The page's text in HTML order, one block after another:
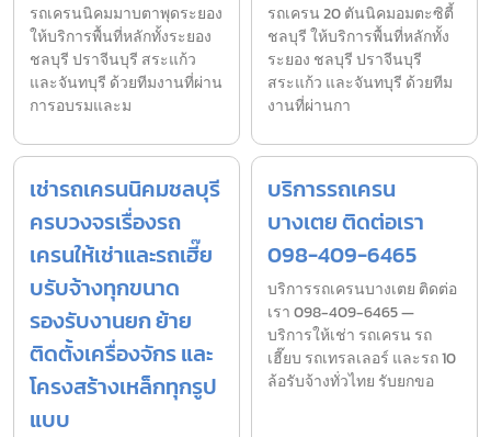
รถเครนนิคมมาบตาพุดระยอง
ให้บริการพื้นที่หลักทั้งระยอง
ชลบุรี ปราจีนบุรี สระแก้ว
และจันทบุรี ด้วยทีมงานที่ผ่าน
การอบรมและม
รถเครน 20 ตันนิคมอมตะซิตี้
ชลบุรี ให้บริการพื้นที่หลักทั้ง
ระยอง ชลบุรี ปราจีนบุรี
สระแก้ว และจันทบุรี ด้วยทีม
งานที่ผ่านกา
เช่ารถเครนนิคมชลบุรี
ครบวงจรเรื่องรถ
เครนให้เช่าและรถเฮี๊ย
บรับจ้างทุกขนาด
รองรับงานยก ย้าย
ติดตั้งเครื่องจักร และ
โครงสร้างเหล็กทุกรูป
แบบ
บริการรถเครน
บางเตย ติดต่อเรา
098-409-6465
บริการรถเครนบางเตย ติดต่อ
เรา 098-409-6465 —
บริการให้เช่า รถเครน รถ
เฮี๊ยบ รถเทรลเลอร์ และรถ 10
ล้อรับจ้างทั่วไทย รับยกขอ